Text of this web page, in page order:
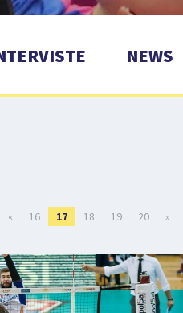
NEWS
« 16 17 18 19 20 »